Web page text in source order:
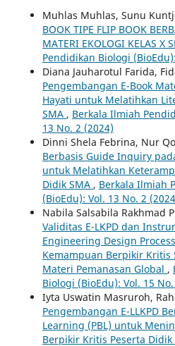
Muhlas Muhlas, Sunu
BOOK TIPE FLIP BOOK
MATERI EKOLOGI KELAS X
Pendidikan Biologi
Diana Jauharotul Farida,
Pengembangan E-Book
Hayati untuk Melatihkan
SMA , Berkala Ilmiah
13 No. 2 (2024)
Dinni Shela Febrina, Nur
Berbasis Guide Inquiry
untuk Melatihkan
Didik SMA , Berkala Ilmiah
(BioEdu): Vol. 13 No. 2
Nabila Salsabila Rakhmad
Validitas E-LKPD dan
Engineering Design
Kemampuan Berpikir Kritis
Materi Pemanasan Global ,
Biologi (BioEdu): Vol. 15
Iyta Uswatin Masruroh,
Pengembangan E-LLKPD
Learning (PBL) untuk
Berpikir Kritis Peserta